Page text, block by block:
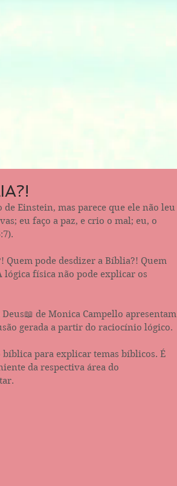
eu faço a paz, e crio o mal; eu, o
Quem pode desdizer a Bíblia?! Quem
lógica física não pode explicar os
de Monica Campello apresentam
gerada a partir do raciocínio lógico.
para explicar temas bíblicos. É
da respectiva área do